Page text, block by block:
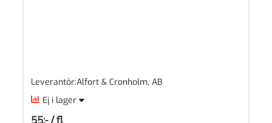
Leverantör:Alfort & Cronholm, AB
Ej i lager
55:- / fl